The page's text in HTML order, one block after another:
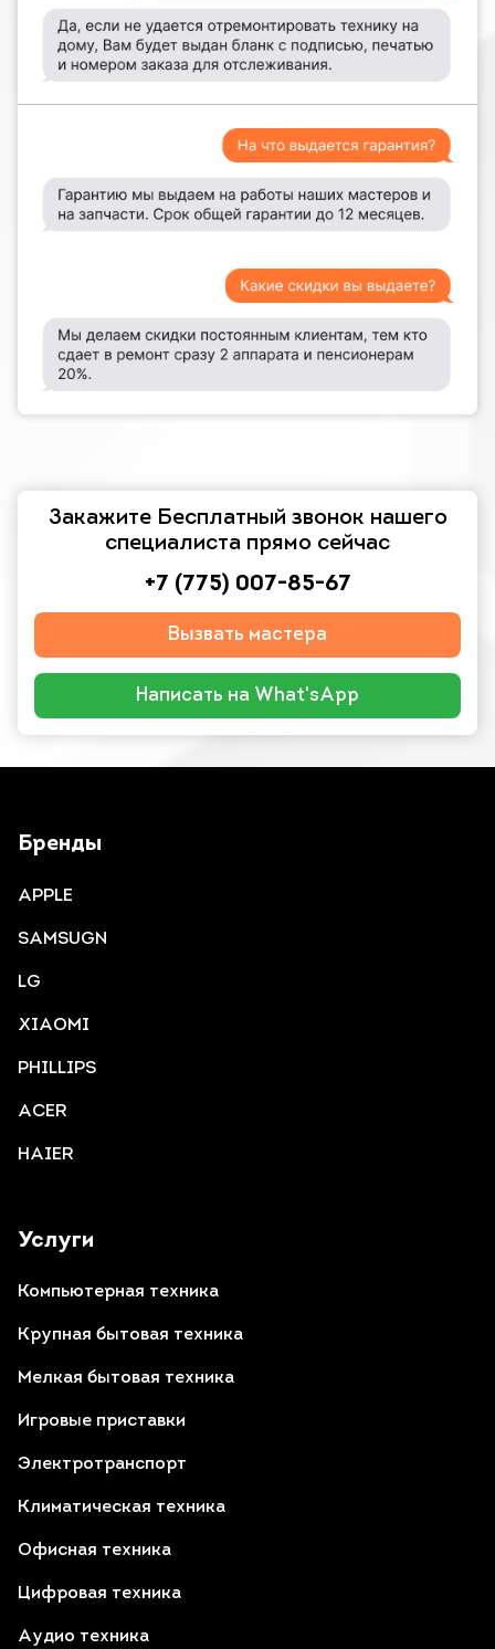
Закажите Бесплатный звонок нашего
специалиста прямо сейчас
+7 (775) 007-85-67
Вызвать мастера
Написать на What'sApp
Услуги
Компьютерная техника
Крупная бытовая техника
Мелкая бытовая техника
Игровые приставки
Электротранспорт
Климатическая техника
Офисная техника
Цифровая техника
Аудио техника
Бренды
APPLE
SAMSUGN
LG
XIAOMI
PHILLIPS
ACER
HAIER